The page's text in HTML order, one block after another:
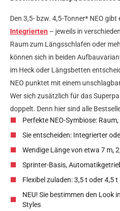
Den 3,5- bzw. 4,5-Tonner* NEO gibt
Integrierten – jeweils in
Raum zum Längsschlafen oder
können sich in beiden
im Heck oder Längsbetten
NEO punktet mit einem
Wer sich zusätzlich für das
doppelt. Denn hier sind alle
Perfekte NEO-Symbiose:
Sie entscheiden: Integrierter
Wendige Länge von etwa 7 m,
Sprinter-Basis,
Flexibel zuladen: 3,5 t oder 4,5
NEU! Sie bestimmen den Look
Styles